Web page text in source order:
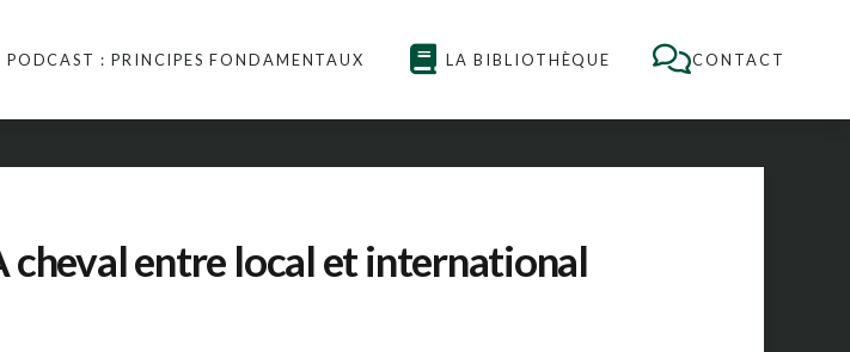
PODCAST : PRINCIPES FONDAMENTAUX LA BIBLIOTHÈQUE CONTACT
cheval entre local et international